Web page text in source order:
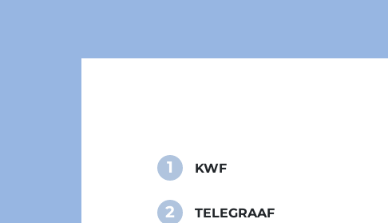
1 KWF
2 TELEGRAAF